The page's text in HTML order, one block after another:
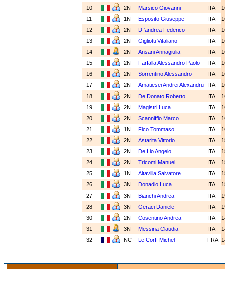
10
2N Marsico Giovanni ITA
11
1N Esposito Giuseppe ITA
12
2N D 'andrea Federico ITA
13
2N Gigliotti Vitaliano ITA
14
2N Ansani Annagiulia ITA
15
2N Farfalla Alessandro Paolo ITA
16
2N Sorrentino Alessandro ITA
17
2N Amatiesei Andrei Alexandru ITA
18
2N De Donato Roberto ITA
19
2N Magistri Luca ITA
20
2N Scanniffio Marco ITA
21
1N Fico Tommaso ITA
22
2N Astarita Vittorio ITA
23
2N De Lio Angelo ITA
24
2N Tricomi Manuel ITA
25
1N Altavilla Salvatore ITA
26
3N Donadio Luca ITA
27
3N Bianchi Andrea ITA
28
3N Geraci Daniele ITA
30
2N Cosentino Andrea ITA
31
3N Messina Claudia ITA
32
NC Le Corff Michel FRA